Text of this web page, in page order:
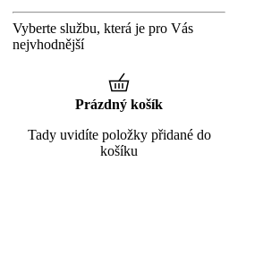
Vyberte službu, která je pro Vás
nejvhodnější
Prázdný košík
Tady uvidíte položky přidané do
košíku